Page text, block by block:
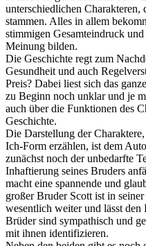
unterschiedlichen Charakteren,
stammen. Alles in allem
stimmigen Gesamteindruck
Meinung bilden.
Die Geschichte regt zum
Gesundheit und auch
Preis? Dabei liest sich das
zu Beginn noch unklar und je
auch über die Funktionen des
Geschichte.
Die Darstellung der
Ich-Form erzählen, ist dem
zunächst noch der unbedarfte
Inhaftierung seines Bruders
macht eine spannende und
großer Bruder Scott ist in
wesentlich weiter und lässt
Brüder sind sympathisch und
mit ihnen identifizieren.